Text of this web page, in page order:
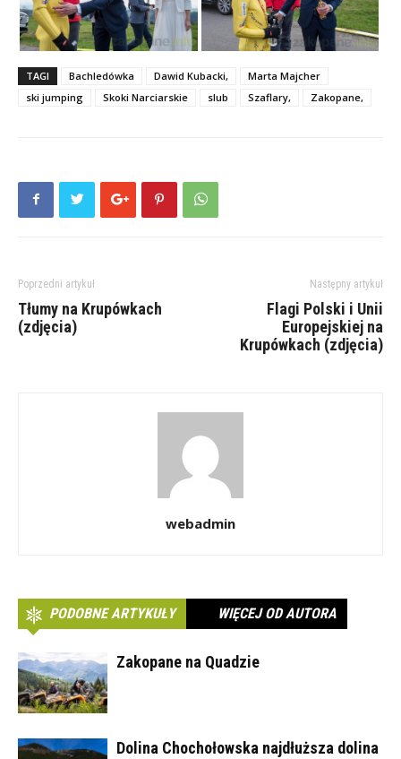
TAGI Bachledówka Dawid Kubacki,
Marta Majcher
ski jumping
Skoki Narciarskie slub Szaflary, Zakopane,
Poprzedni artykuł
Tłumy na Krupówkach
(zdjęcia)
Następny artykuł
Flagi Polski i Unii
Europejskiej na
Krupówkach (zdjęcia)
webadmin
PODOBNE ARTYKUŁY WIĘCEJ OD AUTORA
Zakopane na Quadzie
Dolina Chochołowska najdłuższa dolina